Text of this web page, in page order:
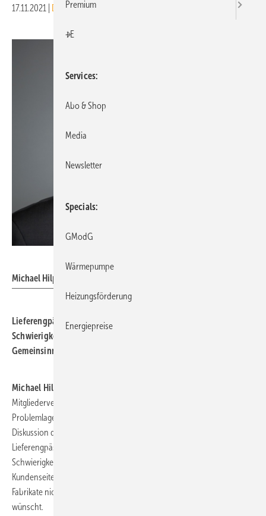
17.11.2021 Druckvorschau
Michael Hilpert
Lieferengpässe bereiten derzeit den SHK-Betrieben große
Schwierigkeiten. Das SHK-Handwerk fordert Solidarität und
Gemeinsinn der Branche im Handeln.
Michael Hilpert, Präsident des
Mitgliederversammlung hat in der vergangenen Woche aktuelle
Problemlagen für das Innungshandwerk behandelt. Die intensive
Diskussion der vertretenen Landesverbände hat gezeigt, dass
Lieferengpässe und Materialmangel derzeit den SHK-Betrieben große
Schwierigkeiten bereiten. Sie kosten Umsatz und führen auf
Kundenseite zunehmend zu Beschwerden, weil Produkte und
Fabrikate nicht zur Verfügung stehen, die sich der Kunde ausdrücklich
wünscht.
Premium
+E
Services
Abo & Shop
Media
Newsletter
Specials
GModG
Wärmepumpe
Heizungsförderung
Energiepreise